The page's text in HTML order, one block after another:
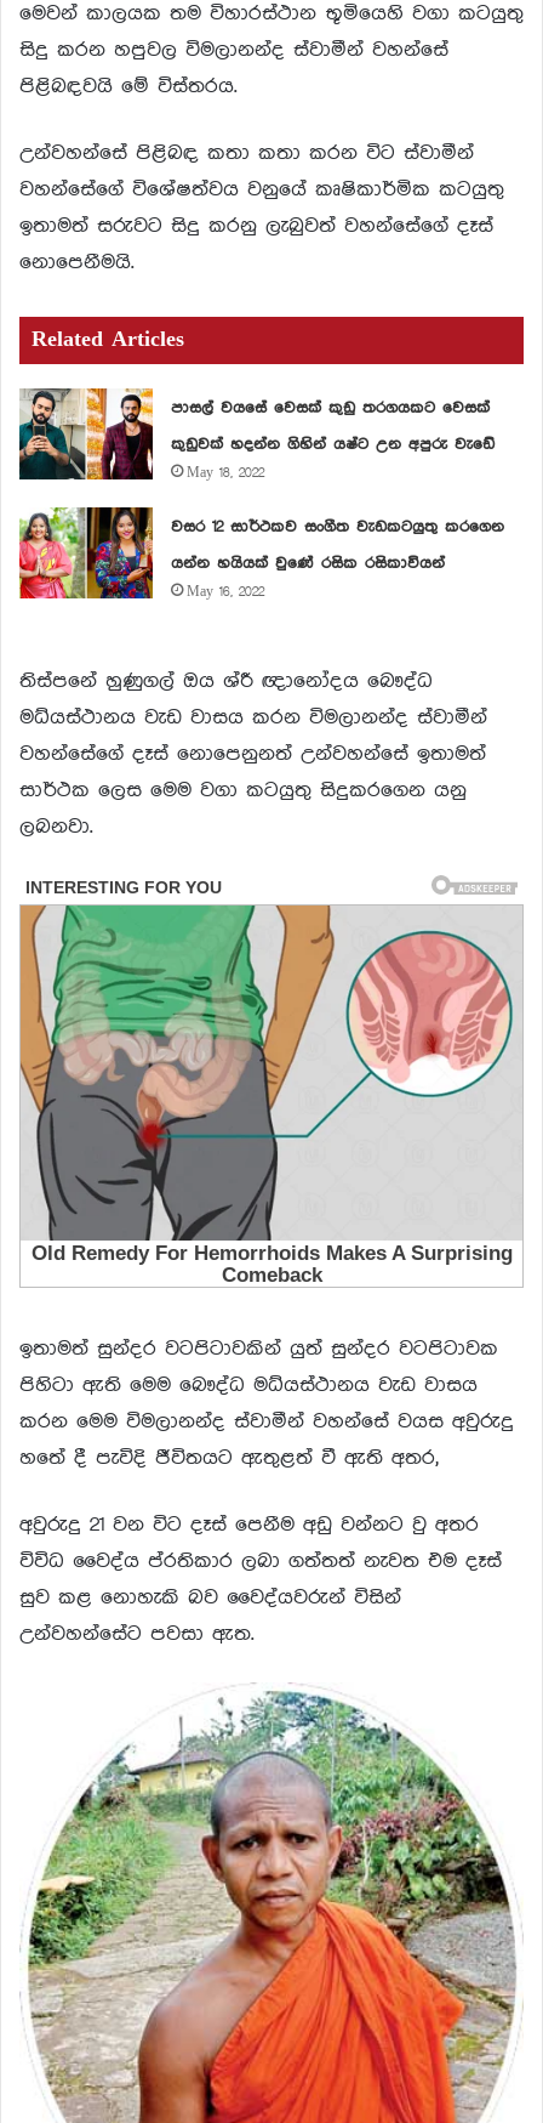
මෙවන් කාලයක තම විහාරස්ථාන භූමියෙහි වගා කටයුතු
සිදු කරන හපුවල විමලානන්ද ස්වාමීන් වහන්සේ
පිළිබඳවයි මේ විස්තරය.
උන්වහන්සේ පිළිබඳ කතා කතා කරන විට ස්වාමීන්
වහන්සේගේ විශේෂත්වය වනුයේ කෘෂිකාර්මික කටයුතු
ඉතාමත් සරුවට සිදු කරනු ලැබුවත් වහන්සේගේ දෑස්
නොපෙනීමයි.
Related Articles
පාසල් වයසේ වෙසක් කුඩු තරගයකට වෙසක්
කුඩුවක් හදන්න ගිහින් යෂ්ට උන අපුරු වැඩේ
May 18, 2022
වසර 12 සාර්ථකව සංගීත වැඩකටයුතු කරගෙන
යන්න හයියක් වුණේ රසික රසිකාවියන්
May 16, 2022
තිස්පනේ හුණුගල් ඔය ශ්රී ඥානෝදය බෞද්ධ
මධ්යස්ථානය වැඩ වාසය කරන විමලානන්ද ස්වාමීන්
වහන්සේගේ දෑස් නොපෙනුනත් උන්වහන්සේ ඉතාමත්
සාර්ථක ලෙස මෙම වගා කටයුතු සිදුකරගෙන යනු
ලබනවා.
ඉතාමත් සුන්දර වටපිටාවකින් යුත් සුන්දර වටපිටාවක
පිහිටා ඇති මෙම බෞද්ධ මධ්යස්ථානය වැඩ වාසය
කරන මෙම විමලානන්ද ස්වාමීන් වහන්සේ වයස අවුරුදු
හතේ දී පැවිදි ජීවිතයට ඇතුළත් වී ඇති අතර,
අවුරුදු 21 වන විට දෑස් පෙනීම අඩු වන්නට වු අතර
විවිධ වෛද්ය ප්රතිකාර ලබා ගත්තත් නැවත එම දෑස්
සුව කළ නොහැකි බව වෛද්යවරුන් විසින්
උන්වහන්සේට පවසා ඇත.